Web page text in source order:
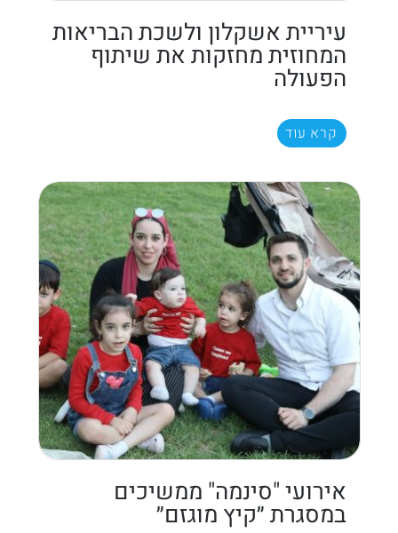
עיריית אשקלון ולשכת הבריאות
המחוזית מחזקות את שיתוף
הפעולה
קרא עוד
אירועי "סינמה" ממשיכים
במסגרת ״קיץ מוגזם״